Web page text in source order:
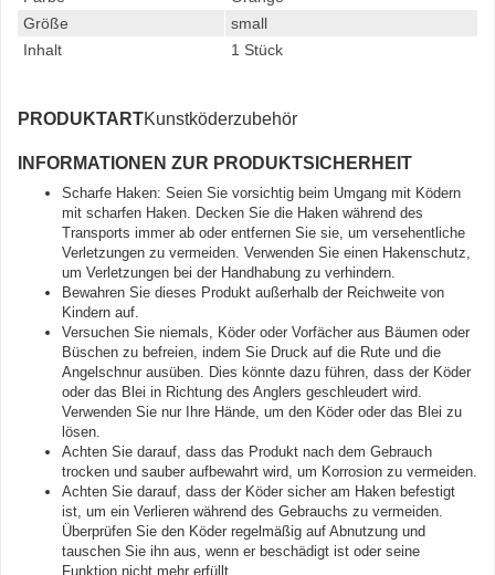
Größe
small
Inhalt
1 Stück
PRODUKTARTKunstköderzubehör
INFORMATIONEN ZUR PRODUKTSICHERHEIT
Scharfe Haken: Seien Sie vorsichtig beim Umgang mit Ködern
mit scharfen Haken. Decken Sie die Haken während des
Transports immer ab oder entfernen Sie sie, um versehentliche
Verletzungen zu vermeiden. Verwenden Sie einen Hakenschutz,
um Verletzungen bei der Handhabung zu verhindern.
Bewahren Sie dieses Produkt außerhalb der Reichweite von
Kindern auf.
Versuchen Sie niemals, Köder oder Vorfächer aus Bäumen oder
Büschen zu befreien, indem Sie Druck auf die Rute und die
Angelschnur ausüben. Dies könnte dazu führen, dass der Köder
oder das Blei in Richtung des Anglers geschleudert wird.
Verwenden Sie nur Ihre Hände, um den Köder oder das Blei zu
lösen.
Achten Sie darauf, dass das Produkt nach dem Gebrauch
trocken und sauber aufbewahrt wird, um Korrosion zu vermeiden.
Achten Sie darauf, dass der Köder sicher am Haken befestigt
ist, um ein Verlieren während des Gebrauchs zu vermeiden.
Überprüfen Sie den Köder regelmäßig auf Abnutzung und
tauschen Sie ihn aus, wenn er beschädigt ist oder seine
Funktion nicht mehr erfüllt.